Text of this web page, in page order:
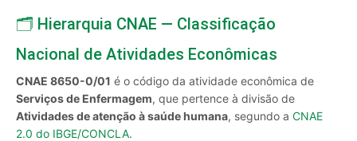
🗂️ Hierarquia CNAE — Classificação
Nacional de Atividades Econômicas
CNAE 8650-0/01 é o código da atividade econômica de
Serviços de Enfermagem, que pertence à divisão de
Atividades de atenção à saúde humana, segundo a CNAE
2.0 do IBGE/CONCLA.